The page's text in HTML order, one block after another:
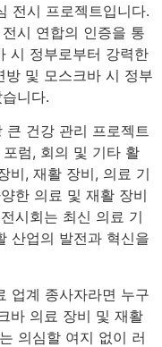
전시 프로젝트입니다.
시 연합의 인증을 통
시 정부로부터 강력한
방 및 모스크바 시 정부
니다.
큰 건강 관리 프로젝트
럼, 회의 및 기타 활
비, 재활 장비, 의료 기
한 의료 및 재활 장비
시회는 최신 의료 기
산업의 발전과 혁신을
업계 종사자라면 누구
바 의료 장비 및 재활
의심할 여지 없이 러